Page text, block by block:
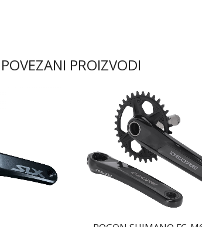
POVEZANI PROIZVODI